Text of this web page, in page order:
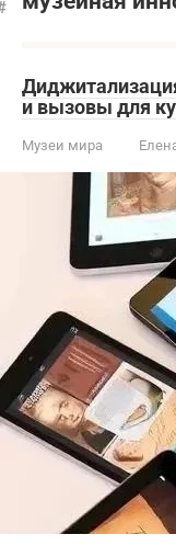
и вызовы для
Музеи мира